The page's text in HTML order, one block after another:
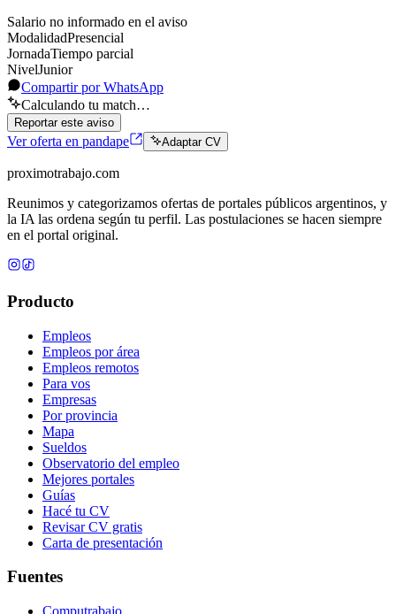
Salario no informado en el aviso
ModalidadPresencial
JornadaTiempo parcial
NivelJunior
Compartir por WhatsApp
Calculando tu match…
Reportar este aviso
Ver oferta en pandape Adaptar CV
proximotrabajo.com
Reunimos y categorizamos ofertas de portales públicos argentinos, y
la IA las ordena según tu perfil. Las postulaciones se hacen siempre
en el portal original.
Producto
Empleos
Empleos por área
Empleos remotos
Para vos
Empresas
Por provincia
Mapa
Sueldos
Observatorio del empleo
Mejores portales
Guías
Hacé tu CV
Revisar CV gratis
Carta de presentación
Fuentes